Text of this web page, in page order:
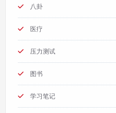
八卦
医疗
压力测试
图书
学习笔记